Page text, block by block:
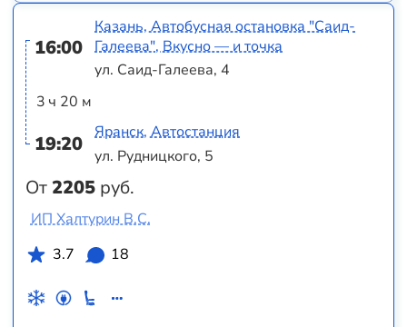
16:00
3 ч 20 м
19:20
От2205 руб.
Казань, Автобусная остановка "Саид-
Галеева", Вкусно — и точка
ул. Саид-Галеева, 4
Яранск, Автостанция
ул. Рудницкого, 5
ИП Халтурин В.С.
3.7
18